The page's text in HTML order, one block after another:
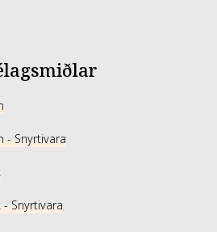
- Snyrtivara
Snyrtivara